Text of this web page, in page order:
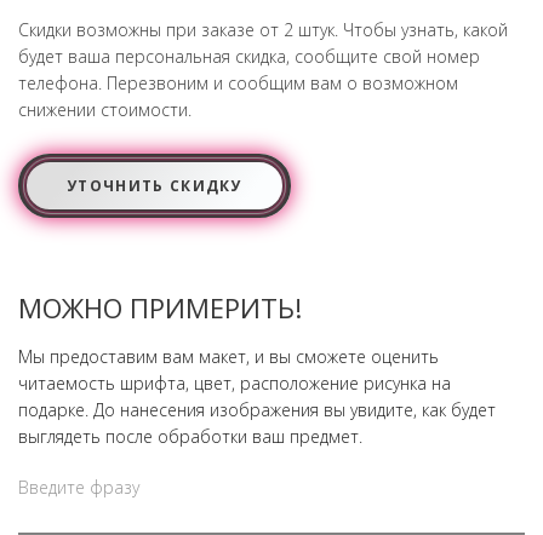
Скидки возможны при заказе от 2 штук. Чтобы узнать, какой
будет ваша персональная скидка, сообщите свой номер
телефона. Перезвоним и сообщим вам о возможном
снижении стоимости.
УТОЧНИТЬ СКИДКУ
МОЖНО ПРИМЕРИТЬ!
Мы предоставим вам макет, и вы сможете оценить
читаемость шрифта, цвет, расположение рисунка на
подарке. До нанесения изображения вы увидите, как будет
выглядеть после обработки ваш предмет.